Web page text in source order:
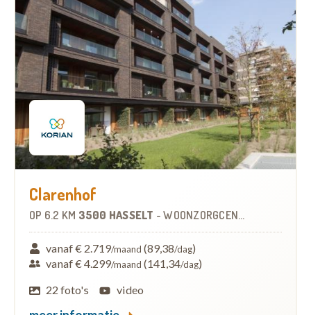
Clarenhof
OP 6.2 KM 3500 HASSELT -WOONZORGCENTRUM (WZC)
vanaf € 2.719/maand (89,38/dag)
vanaf € 4.299/maand (141,34/dag)
22 foto's
video